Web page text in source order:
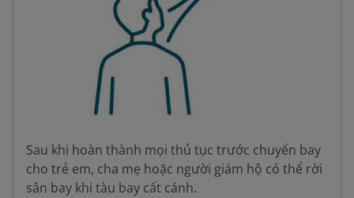
Sau khi hoàn thành mọi thủ tục trước chuyến bay
cho trẻ em, cha mẹ hoặc người giám hộ có thể rời
sân bay khi tàu bay cất cánh.